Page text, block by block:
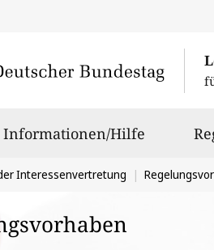
Informationen/Hilfe
Interessenvertretung